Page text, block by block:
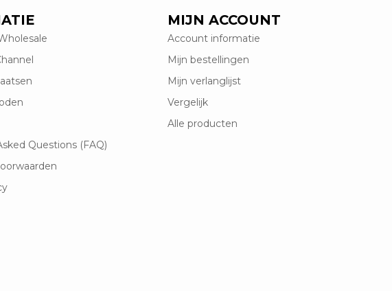
Questions (FAQ)
MIJN ACCOUNT
Account informatie
Mijn bestellingen
Mijn verlanglijst
Vergelijk
Alle producten